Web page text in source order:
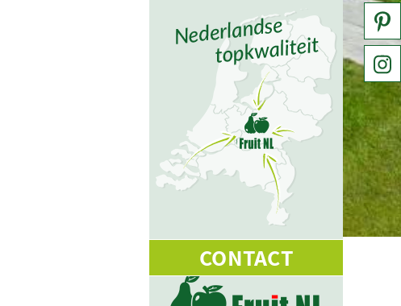
CONTACT